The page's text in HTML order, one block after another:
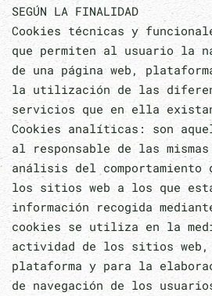
SEGÚN LA FINALIDAD
Cookies técnicas y
que permiten al usuario la
de una página web,
la utilización de las
servicios que en ella
Cookies analíticas: son
al responsable de las
análisis del comportamiento
los sitios web a los que
información recogida
cookies se utiliza en la
actividad de los sitios
plataforma y para la
de navegación de los